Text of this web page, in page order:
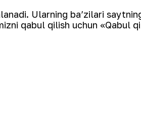
Elektron pochta
AJ) jahonda oltin ishlab chiqaruvchi
qidirish, qazib olish va qayta
Ularning ba’zilari
qabul qilish uchun «Qabul